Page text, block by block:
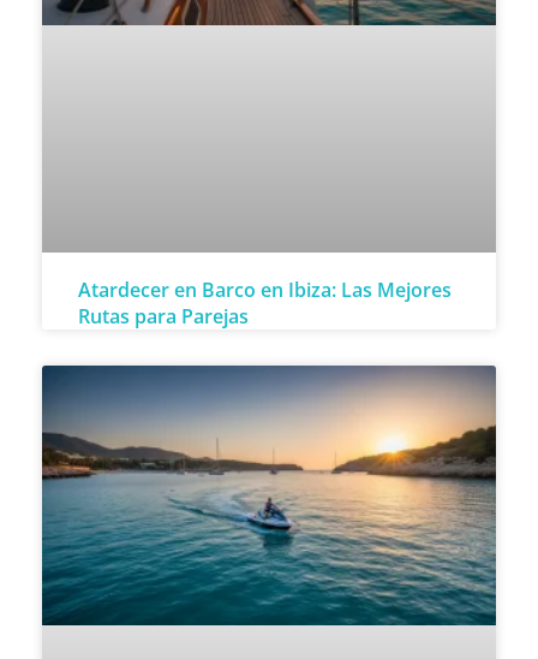
Atardecer en Barco en Ibiza: Las Mejores
Rutas para Parejas